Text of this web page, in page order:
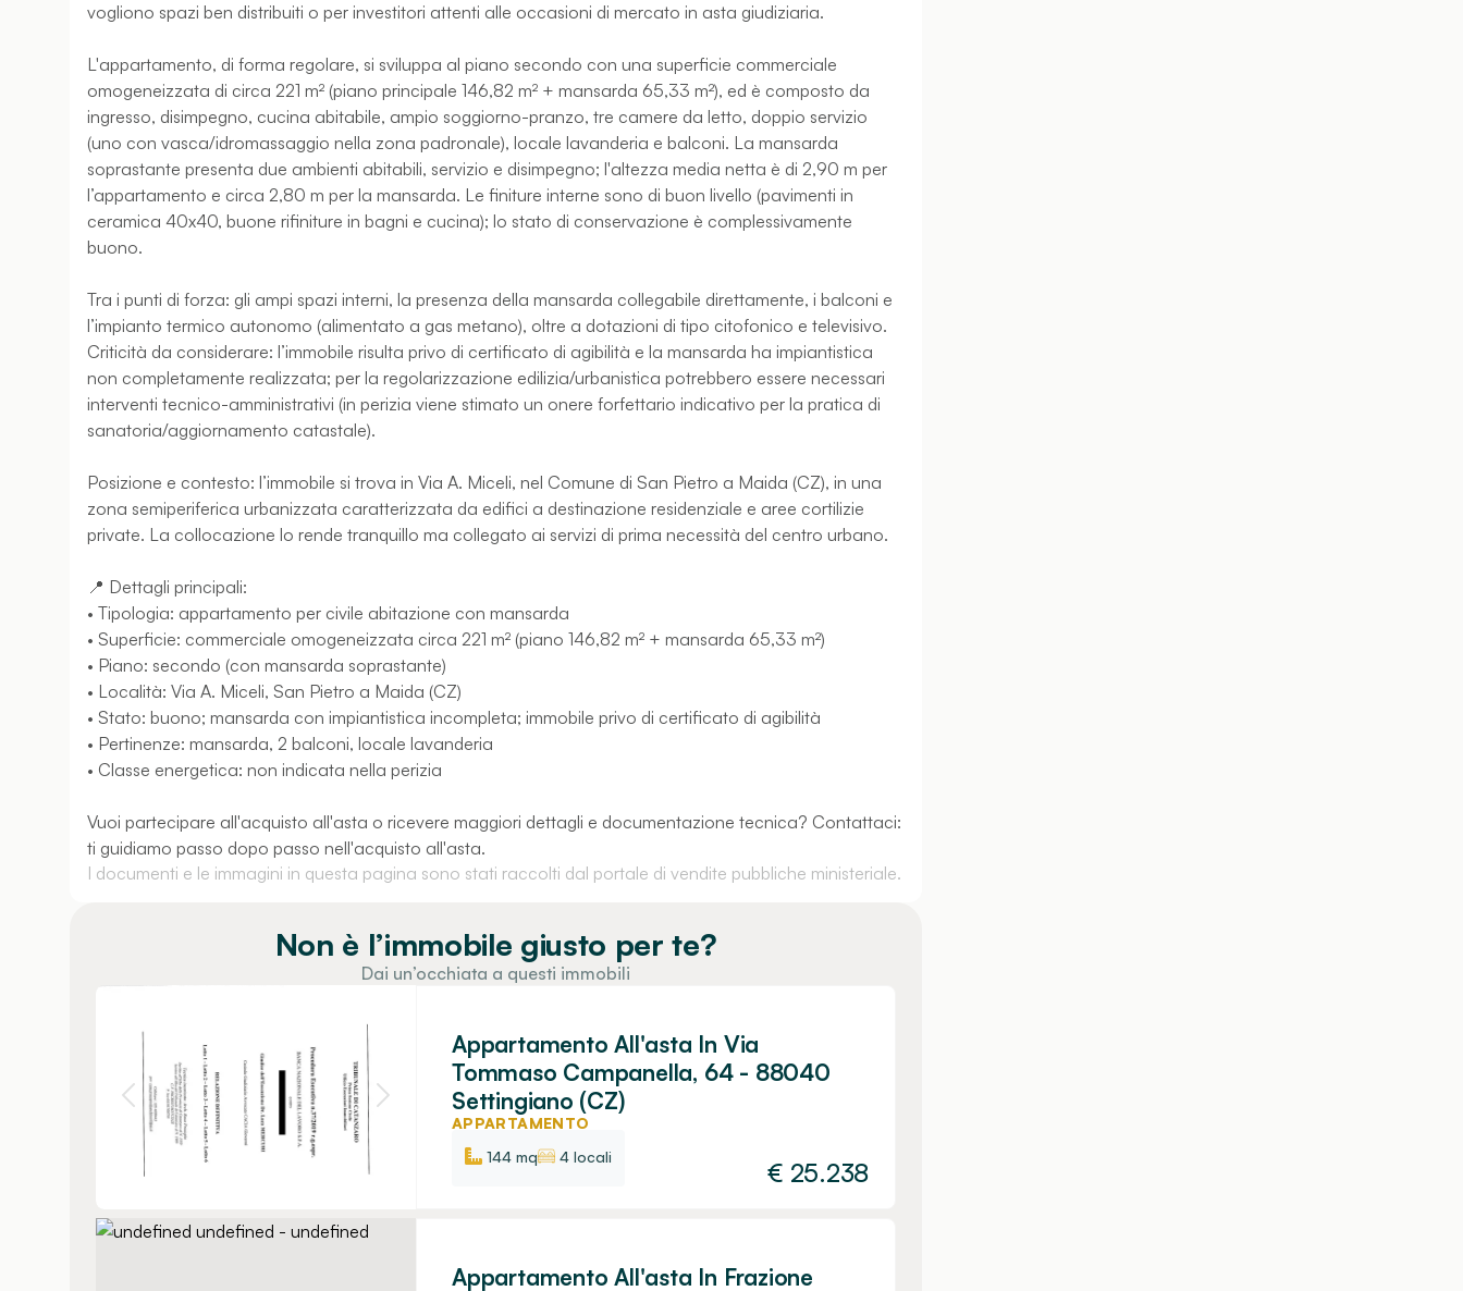
vogliono spazi ben distribuiti o per investitori attenti alle occasioni di mercato in asta giudiziaria.
L'appartamento, di forma regolare, si sviluppa al piano secondo con una superficie commerciale
omogeneizzata di circa 221 m² (piano principale 146,82 m² + mansarda 65,33 m²), ed è composto da
ingresso, disimpegno, cucina abitabile, ampio soggiorno-pranzo, tre camere da letto, doppio servizio
(uno con vasca/idromassaggio nella zona padronale), locale lavanderia e balconi. La mansarda
soprastante presenta due ambienti abitabili, servizio e disimpegno; l'altezza media netta è di 2,90 m per
l’appartamento e circa 2,80 m per la mansarda. Le finiture interne sono di buon livello (pavimenti in
ceramica 40x40, buone rifiniture in bagni e cucina); lo stato di conservazione è complessivamente
buono.
Tra i punti di forza: gli ampi spazi interni, la presenza della mansarda collegabile direttamente, i balconi e
l’impianto termico autonomo (alimentato a gas metano), oltre a dotazioni di tipo citofonico e televisivo.
Criticità da considerare: l’immobile risulta privo di certificato di agibilità e la mansarda ha impiantistica
non completamente realizzata; per la regolarizzazione edilizia/urbanistica potrebbero essere necessari
interventi tecnico-amministrativi (in perizia viene stimato un onere forfettario indicativo per la pratica di
sanatoria/aggiornamento catastale).
Posizione e contesto: l’immobile si trova in Via A. Miceli, nel Comune di San Pietro a Maida (CZ), in una
zona semiperiferica urbanizzata caratterizzata da edifici a destinazione residenziale e aree cortilizie
private. La collocazione lo rende tranquillo ma collegato ai servizi di prima necessità del centro urbano.
📍 Dettagli principali:
• Tipologia: appartamento per civile abitazione con mansarda
• Superficie: commerciale omogeneizzata circa 221 m² (piano 146,82 m² + mansarda 65,33 m²)
• Piano: secondo (con mansarda soprastante)
• Località: Via A. Miceli, San Pietro a Maida (CZ)
• Stato: buono; mansarda con impiantistica incompleta; immobile privo di certificato di agibilità
• Pertinenze: mansarda, 2 balconi, locale lavanderia
• Classe energetica: non indicata nella perizia
Vuoi partecipare all'acquisto all'asta o ricevere maggiori dettagli e documentazione tecnica? Contattaci:
ti guidiamo passo dopo passo nell'acquisto all'asta.
I documenti e le immagini in questa pagina sono stati raccolti dal portale di vendite pubbliche ministeriale.
Non è l’immobile giusto per te?
Dai un’occhiata a questi immobili
Appartamento All'asta In Via
Tommaso Campanella, 64 - 88040
Settingiano (CZ)
APPARTAMENTO
144 mq
4 locali
€ 25.238
Appartamento All'asta In Frazione